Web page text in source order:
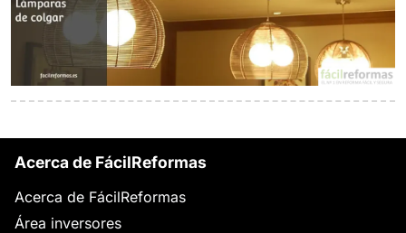
Acerca de FácilReformas
Acerca de FácilReformas
Área inversores